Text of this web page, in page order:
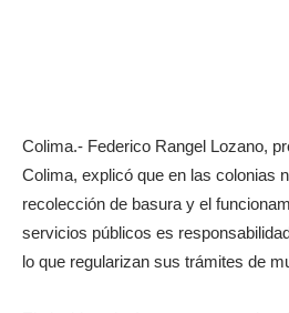
Colima.- Federico Rangel Lozano,
Colima, explicó que en las colonias
recolección de basura y el
servicios públicos es
lo que regularizan sus trámites de